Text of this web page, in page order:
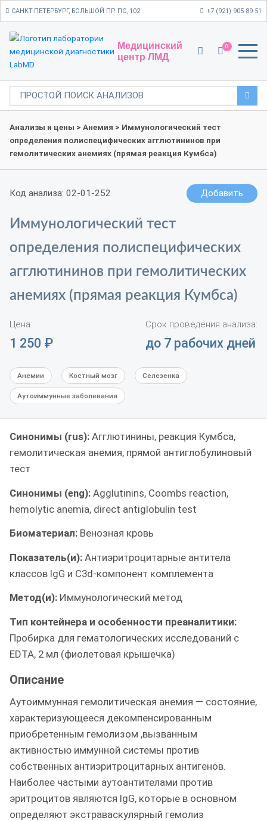
САНКТ-ПЕТЕРБУРГ, БОЛЬШОЙ ПР. ПС, 102 +7 (921) 905-89-51
Медицинский
центр ЛМД
0
Анализы и цены > Анемия > Иммунологический тест
определения полиспецифических агглютининов при
гемолитических анемиях (прямая реакция Кумбса)
Код анализа: 02-01-252 Добавить
Иммунологический тест
определения полиспецифических
агглютининов при гемолитических
анемиях (прямая реакция Кумбса)
Цена:
1 250 ₽
Срок проведения анализа:
до 7 рабочих дней
Анемии Костный мозг Селезенка
Аутоиммунные заболевания
Синонимы (rus): Агглютинины, реакция Кумбса,
гемолитическая анемия, прямой антиглобулиновый
тест
Синонимы (eng): Agglutinins, Coombs reaction,
hemolytic anemia, direct antiglobulin test
Биоматериал: Венозная кровь
Показатель(и): Антиэритроцитарные антитела
классов IgG и C3d-компонент комплемента
Метод(и): Иммунологический метод
Тип контейнера и особенности преаналитики:
Пробирка для гематологических исследований с
EDTA, 2 мл (фиолетовая крышечка)
Описание
Аутоиммунная гемолитическая анемия — состояние,
характеризующееся декомпенсированным
приобретенным гемолизом ,вызванным
активностью иммунной системы против
собственных антиэритроцитарных антигенов.
Наиболее частыми аутоантителами против
эритроцитов являются IgG, которые в основном
определяют экстраваскулярный гемолиз